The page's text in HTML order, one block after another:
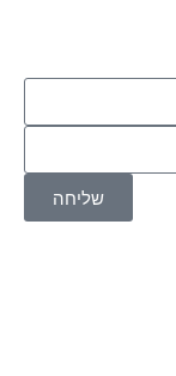
שליחה